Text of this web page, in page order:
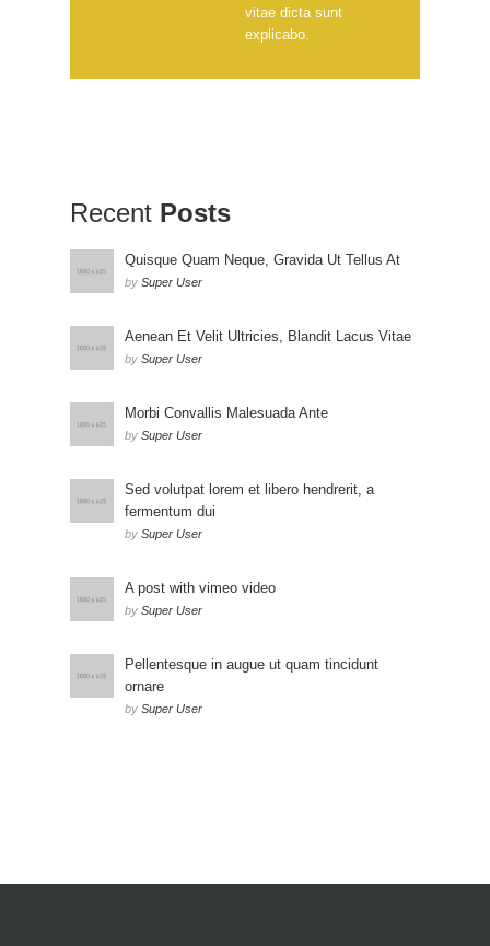
vitae dicta sunt
explicabo.
Recent Posts
Quisque Quam Neque, Gravida Ut Tellus At
by Super User
Aenean Et Velit Ultricies, Blandit Lacus Vitae
by Super User
Morbi Convallis Malesuada Ante
by Super User
Sed volutpat lorem et libero hendrerit, a
fermentum dui
by Super User
A post with vimeo video
by Super User
Pellentesque in augue ut quam tincidunt
ornare
by Super User